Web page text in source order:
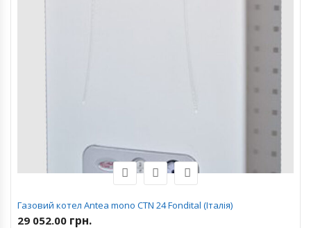
Газовий котел Antea mono CTN 24 Fondital (Італія)
29 052.00 грн.